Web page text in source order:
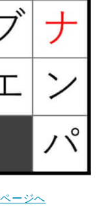
ージへ